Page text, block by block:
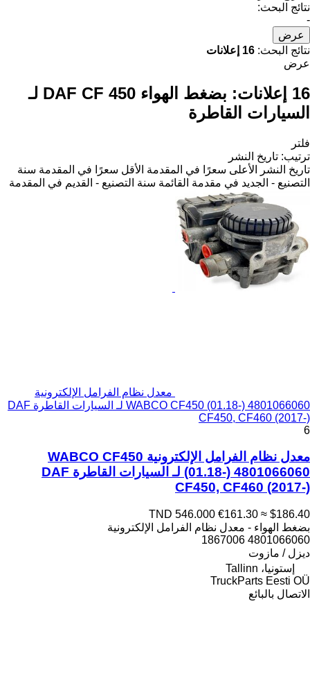
نتائج البحث:
-
عرض
نتائج البحث: 16 إعلانات
عرض
16 إعلانات:
بضغط الهواء DAF CF 450 لـ
السيارات القاطرة
فلتر
ترتيب: تاريخ النشر
تاريخ النشر
الأعلى سعرًا في المقدمة الأقل سعرًا في المقدمة سنة
التصنيع - الجديد في مقدمة القائمة سنة التصنيع - القديم في المقدمة
معدل نظام الفرامل الإلكترونية
WABCO CF450 (01.18-) 4801066060 لـ السيارات القاطرة DAF
CF450, CF460 (2017-)
6
معدل نظام الفرامل الإلكترونية WABCO CF450
(01.18-) 4801066060 لـ السيارات القاطرة DAF
CF450, CF460 (2017-)
TND 546.000 €161.30 ≈ $186.40
بضغط الهواء - معدل نظام الفرامل الإلكترونية
4801066060 1867006
ديزل / مازوت
إستونيا، Tallinn
TruckParts Eesti OÜ
الاتصال بالبائع